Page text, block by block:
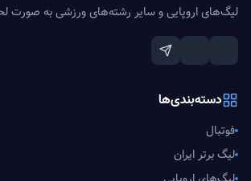
لیگ‌های اروپایی و سایر رشته‌های ورزشی به صورت
دسته‌بندی‌ها
فوتبال
لیگ برتر ایران